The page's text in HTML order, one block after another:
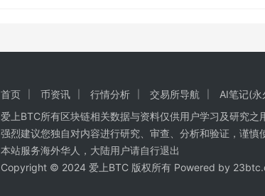
首页 币资讯 行情分析 交易所导航
AI笔记(永
爱上BTC所有区块链相关数据与资料仅供用户学习及研究
强烈建议您独自对内容进行研究、审查、分析和验证，谨
本站服务海外华人，大陆用户请自行退出
Copyright © 2024 爱上BTC 版权所有 Powered by